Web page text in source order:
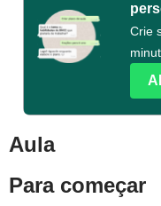
Crie
Aula
Para começar